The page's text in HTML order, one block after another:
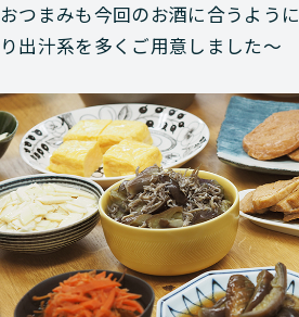
おつまみも今回のお酒に合うよう
り出汁系を多くご用意しました～